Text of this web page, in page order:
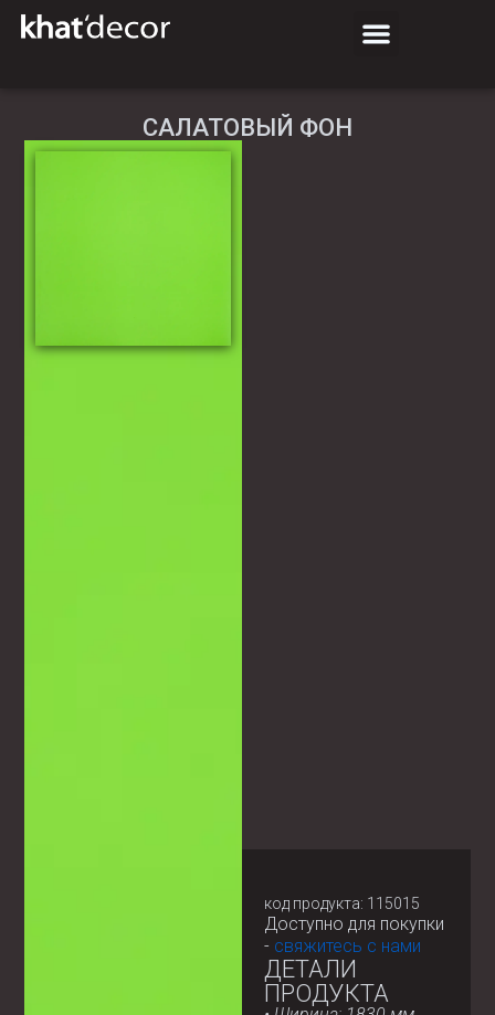
САЛАТОВЫЙ ФОН
код продукта: 115015
Доступно для покупки
- свяжитесь с нами
ДЕТАЛИ
ПРОДУКТА